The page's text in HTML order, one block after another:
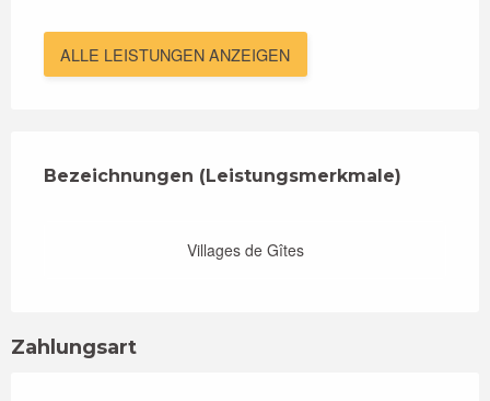
ALLE LEISTUNGEN ANZEIGEN
Bezeichnungen (Leistungsmerkmale)
Bezeichnungen (Leistungsmerkmale)
Villages de Gîtes
Zahlungsart